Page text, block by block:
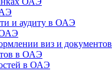
и аудиту в ОАЭ
ОАЭ
виз и документов
в ОАЭ
в ОАЭ